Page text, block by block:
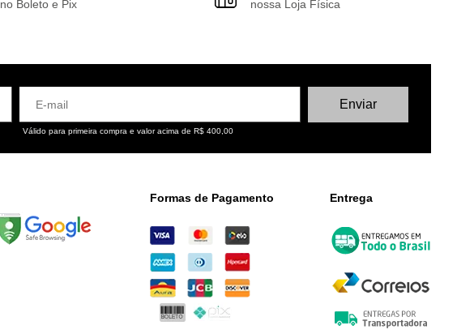
no Boleto e Pix nossa Loja Física
Válido para primeira compra e valor acima de R$ 400,00
Formas de Pagamento Entrega